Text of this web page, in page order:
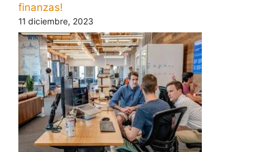
finanzas!
11 diciembre, 2023